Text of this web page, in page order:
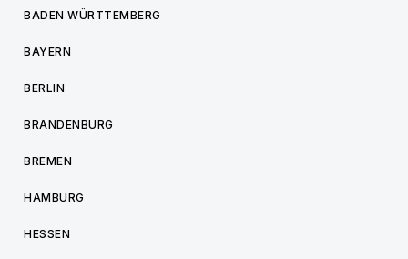
BADEN WÜRTTEMBERG
BAYERN
BERLIN
BRANDENBURG
BREMEN
HAMBURG
HESSEN